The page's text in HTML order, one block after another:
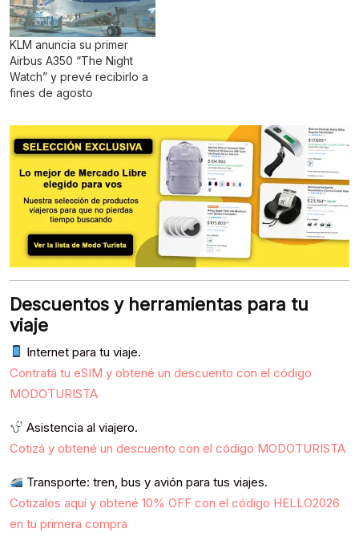
KLM anuncia su primer
Airbus A350 “The Night
Watch” y prevé recibirlo a
fines de agosto
Descuentos y herramientas para tu
viaje
Internet para tu viaje.
Contratá tu eSIM y obtené un descuento con el código
MODOTURISTA
Asistencia al viajero.
Cotizá y obtené un descuento con el código MODOTURISTA
Transporte: tren, bus y avión para tus viajes.
Cotizalos aquí y obtené 10% OFF con el código HELLO2026
en tu primera compra